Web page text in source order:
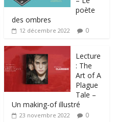
poète
des ombres
12 décembre 2022 0
Lecture
: The
Art of A
Plague
Tale –
Un making-of illustré
23 novembre 2022 0